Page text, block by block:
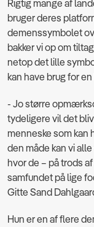
Rigtig mange af
bruger deres
demenssymbolet
bakker vi op om
netop det lille
kan have brug for
- Jo større
tydeligere vil det
menneske som kan
den måde kan vi
hvor de – på trods
samfundet på lige
Gitte Sand
Hun er en af flere